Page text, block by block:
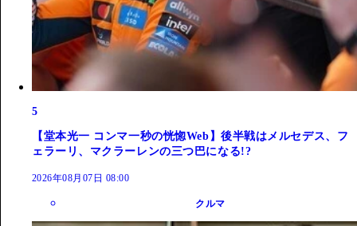
5
【堂本光一 コンマ一秒の恍惚Web】後半戦はメルセデス、フ
ェラーリ、マクラーレンの三つ巴になる!?
2026年08月07日 08:00
クルマ